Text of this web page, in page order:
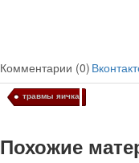
Комментарии (0)
травмы яичка
Похожие